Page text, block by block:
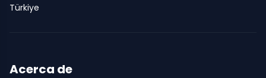
Türkiye
Acerca de